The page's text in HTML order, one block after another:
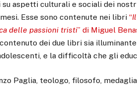
su aspetti culturali e sociali dei
Esse sono contenute nei libri“
delle passioni tristi” di Miguel
dei due libri sia
e la difficoltà che gli
Paglia, teologo, filosofo,